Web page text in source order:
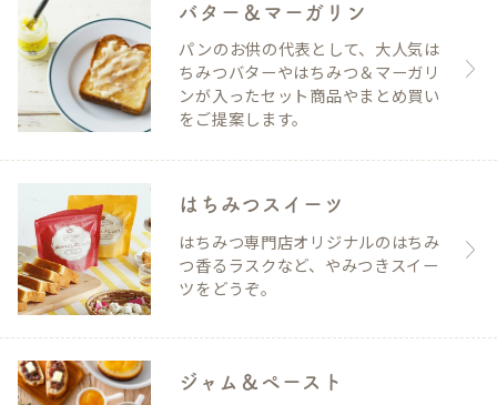
バター＆マーガリン
パンのお供の代表として、大人気は
ちみつバターやはちみつ＆マーガリ
ンが入ったセット商品やまとめ買い
をご提案します。
はちみつスイーツ
はちみつ専門店オリジナルのはちみ
つ香るラスクなど、やみつきスイー
ツをどうぞ。
ジャム＆ペースト